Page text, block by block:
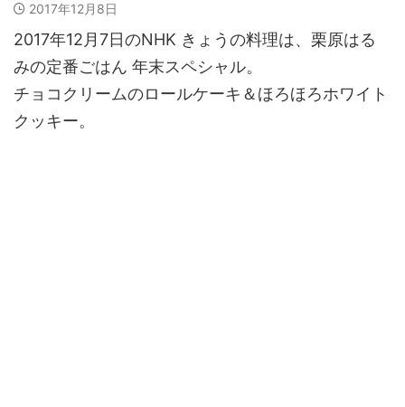
2017年12月8日
2017年12月7日のNHK きょうの料理は、栗原はる
みの定番ごはん 年末スペシャル。
チョコクリームのロールケーキ＆ほろほろホワイト
クッキー。